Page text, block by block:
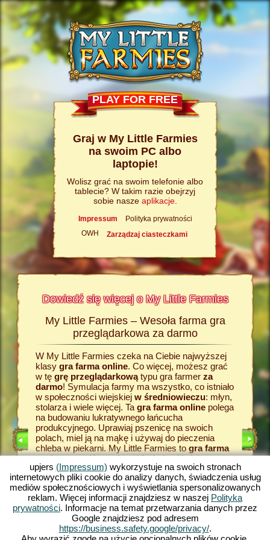
PLAY FOR FREE
Graj w My Little Farmies
na swoim PC albo
laptopie!
Wolisz grać na swoim telefonie albo
tablecie? W takim razie obejrzyj
sobie nasze aplikacje.
Impressum
Polityka prywatności
OWH
Zarządzaj ciasteczkami
Dowiedź się więcej o My Little Farmies
o
My Little Farmies – Wesoła farma gra
przeglądarkowa za darmo
W My Little Farmies czeka na Ciebie najwyższej
klasy gra farma online. Co więcej, możesz grać
w tę grę przeglądarkowątypu gra farmer za
darmo! Symulacja farmy ma wszystko, co istniało
w społeczności wiejskiej w średniowieczu: młyn,
stolarza i wiele więcej. Ta gra farma onlinepolega
na budowaniu lukratywnego łańcucha
produkcyjnego. Uprawiaj pszenicę na swoich
polach, miel ją na mąkę i używaj do pieczenia
chleba w piekarni. My Little Farmies to gra farma
za darmoz różnorodnymi funkcjami i piękną
grafiką. W tej grze typu farmagra online
zajmujesz się rolnictwem we wszystkich jego
aspektach: od uprawy warzyw po hodowlę
zwierząt. Spotkasz tradycyjne zwierzęta
hodowlane, takie jak świnia Mangalica czy kura
jedwabista. Stwórz kwitnące krajobrazy w My
Little Farmies - zagraj teraz za darmo w jedną z
grze
zboże.
farmy,
temu
w My
pojawią
towary.
farma
upjers (Impressum) wykorzystuje na swoich stronach
internetowych pliki cookie do analizy danych, świadczenia usług
mediów społecznościowych i wyświetlania spersonalizowanych
reklam. Więcej informacji znajdziesz w naszej Polityka
prywatności. Informacje na temat przetwarzania danych przez
Google znajdziesz pod adresem
https://business.safety.google/privacy/.